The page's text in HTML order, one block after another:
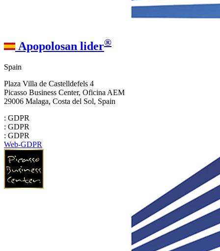
Apopolosan lider®
Spain
Plaza Villa de Castelldefels 4
Picasso Business Center, Oficina AEM
29006 Malaga, Costa del Sol, Spain
: GDPR
: GDPR
: GDPR
Web-GDPR